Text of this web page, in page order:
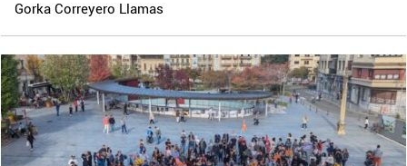
Gorka Correyero Llamas